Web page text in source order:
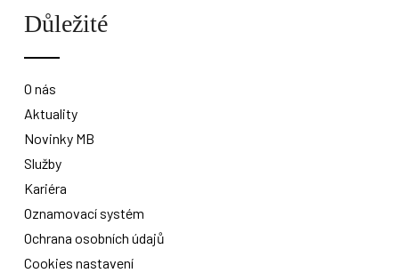
Důležité
O nás
Aktuality
Novinky MB
Služby
Kariéra
Oznamovací systém
Ochrana osobních údajů
Cookies nastavení